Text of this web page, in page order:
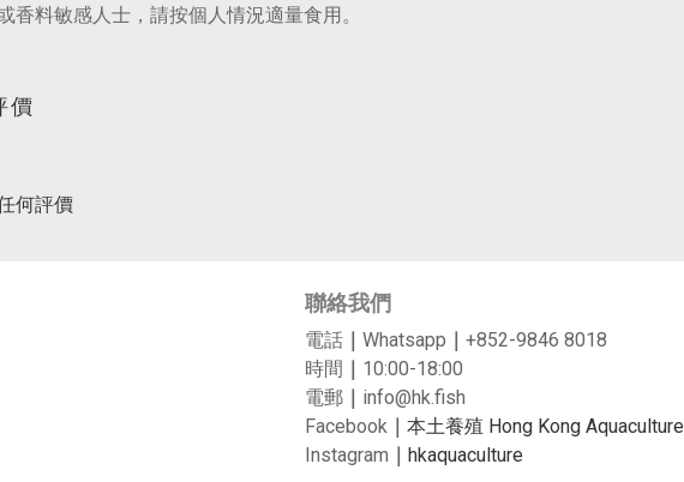
香料敏感人士，請按個人情況適量食用。
價
何評價
聯絡我們
電話 ｜ Whatsapp ｜ +852-9846 8018
時間 ｜ 10:00-18:00
電郵 ｜ info@hk.fish
Facebook ｜ 本土養殖 Hong Kong Aquaculture
Instagram ｜ hkaquaculture